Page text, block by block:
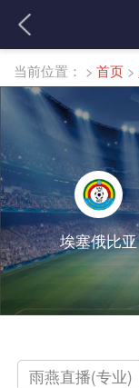
当前位置： > 首页 >
埃塞俄比亚
雨燕直播(专业)